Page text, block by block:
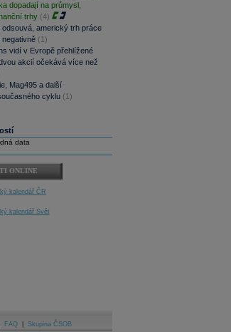
dopadají na průmysl,
trhy (4)
americký trh práce
(1)
vidí v Evropě přehlížené
akcií očekává více než
Mag495 a další
cyklu (1)
data
ONLINE
kalendář ČR
kalendář Svět
FAQ Skupina ČSOB